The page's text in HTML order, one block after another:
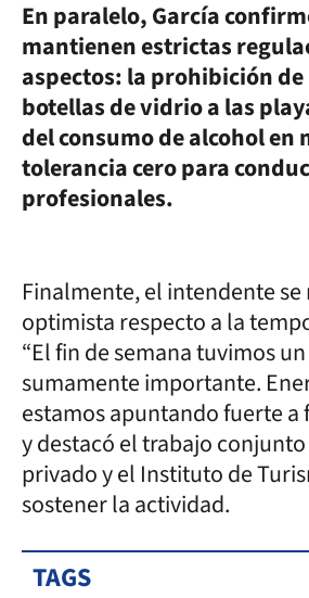
En paralelo, García
mantienen estrictas
aspectos: la prohibición
botellas de vidrio a las
del consumo de alcohol en
tolerancia cero para
profesionales.
Finalmente, el intendente
optimista respecto a la
“El fin de semana tuvimos
sumamente importante.
estamos apuntando fuerte a
y destacó el trabajo
privado y el Instituto de
sostener la actividad.
TAGS